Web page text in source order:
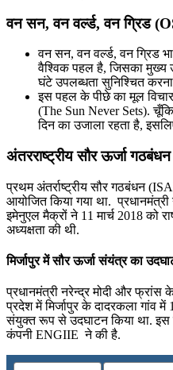
वन सन, वन वर्ल्ड, वन ग्रिड
वन सन, वन वर्ल्ड, वन ग्रिड
वैश्विक पहल है, जिसका मुख्य
घंटे उपलब्धता सुनिश्चित
इस पहल के पीछे का मूल
(The Sun Never Sets).
दिन का उजाला रहता है,
अंतरराष्ट्रीय सौर ऊर्जा
प्रथम अंतर्राष्ट्रीय सौर गठबंधन
आयोजित किया गया था. प्रधानमंत्री
इमेनुएल मैक्रों ने 11 मार्च 2018 को
अध्यक्षता की थी.
मिर्जापुर में सौर ऊर्जा संयंत्र का
प्रधानमंत्री नरेन्‍द्र मोदी और फ्रांस
प्रदेश में मिर्जापुर के दादरकला गांव
संयुक्‍त रूप से उदघाटन किया था. इस
कंपनी ENGIIE ने की है.